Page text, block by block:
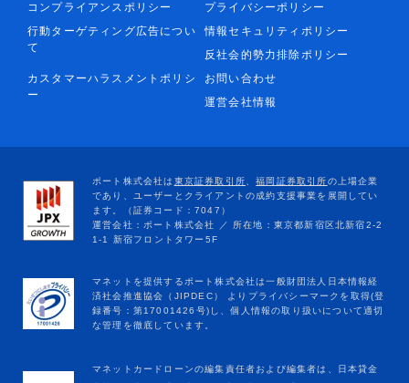
コンプライアンスポリシー
プライバシーポリシー
行動ターゲティング広告につい
て
情報セキュリティポリシー
反社会的勢力排除ポリシー
カスタマーハラスメントポリシ
ー
お問い合わせ
運営会社情報
マネットカードローンの編集責任者および編集者は、日本貸金